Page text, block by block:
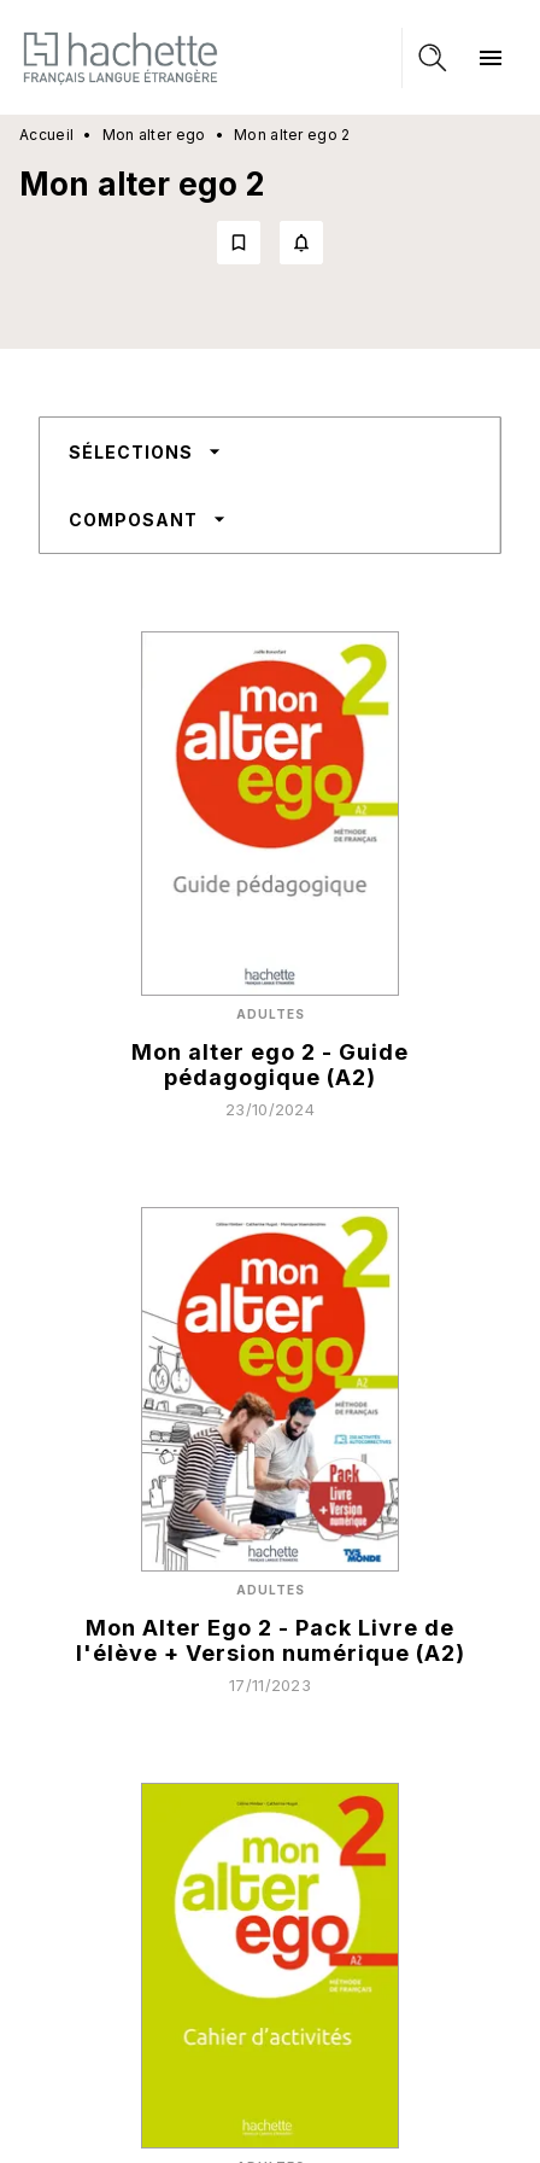
MENU RECHERCHE
CONTENU
PIED DE PAGE
menu
Accueil • Mon alter ego • Mon alter ego 2
Mon alter ego 2
bookmark_border notifications_none_outlined
SÉLECTIONS arrow_drop_down
COMPOSANT arrow_drop_down
ADULTES
Mon alter ego 2 - Guide
pédagogique (A2)
23/10/2024
ADULTES
Mon Alter Ego 2 - Pack Livre de
l'élève + Version numérique (A2)
17/11/2023